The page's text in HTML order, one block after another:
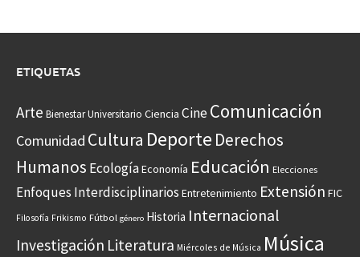
ETIQUETAS
Arte Bienestar Universitario Ciencia CineComunicación
Comunidad Cultura Deporte Derechos
Humanos EcologíaEconomía Educación Elecciones
Enfoques Interdisciplinarios Entretenimiento Extensión FIC
Filosofía Frikismo Fútbol género Historia Internacional
Investigación Literatura Miércoles de Música Música